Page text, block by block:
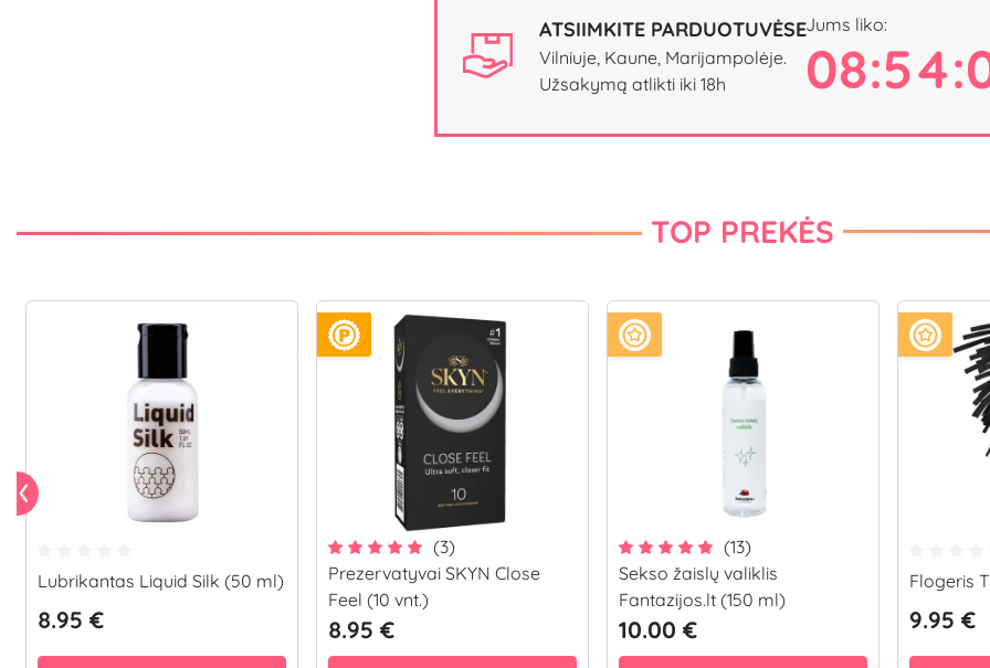
ATSIIMKITE PARDUOTUVĖSE
Vilniuje, Kaune, Marijampolėje.
Užsakymą atlikti iki 18h
Jums liko:
TOP PREKĖS
Lubrikantas Liquid Silk (50 ml)
8.95 €
(3)
Prezervatyvai SKYN Close
Feel (10 vnt.)
8.95 €
(13)
Sekso žaislų valiklis
Fantazijos.lt (150 ml)
10.00 €
Flogeris
9.95 €